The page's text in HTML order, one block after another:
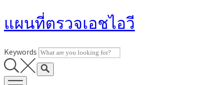
to
แผนที่ตรวจเอชไอวี
Keywords